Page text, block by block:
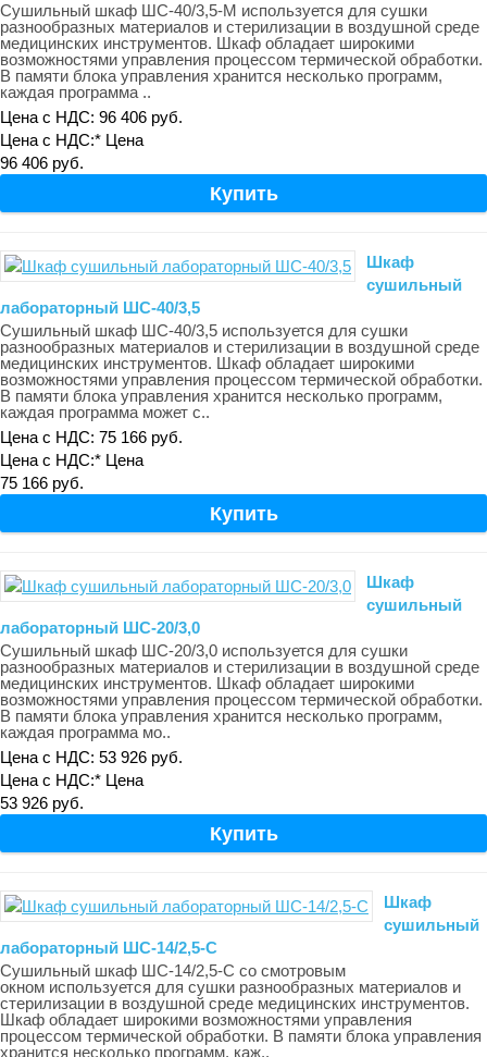
Сушильный шкаф ШС-40/3,5-М используется для сушки
разнообразных материалов и стерилизации в воздушной среде
медицинских инструментов. Шкаф обладает широкими
возможностями управления процессом термической обработки.
В памяти блока управления хранится несколько программ,
каждая программа ..
Цена с НДС: 96 406 руб.
Цена с НДС:* Цена
96 406 руб.
Шкаф
сушильный
лабораторный ШС-40/3,5
Сушильный шкаф ШС-40/3,5 используется для сушки
разнообразных материалов и стерилизации в воздушной среде
медицинских инструментов. Шкаф обладает широкими
возможностями управления процессом термической обработки.
В памяти блока управления хранится несколько программ,
каждая программа может с..
Цена с НДС: 75 166 руб.
Цена с НДС:* Цена
75 166 руб.
Шкаф
сушильный
лабораторный ШС-20/3,0
Сушильный шкаф ШС-20/3,0 используется для сушки
разнообразных материалов и стерилизации в воздушной среде
медицинских инструментов. Шкаф обладает широкими
возможностями управления процессом термической обработки.
В памяти блока управления хранится несколько программ,
каждая программа мо..
Цена с НДС: 53 926 руб.
Цена с НДС:* Цена
53 926 руб.
Шкаф
сушильный
лабораторный ШС-14/2,5-С
Сушильный шкаф ШС-14/2,5-С со смотровым
окном используется для сушки разнообразных материалов и
стерилизации в воздушной среде медицинских инструментов.
Шкаф обладает широкими возможностями управления
процессом термической обработки. В памяти блока управления
хранится несколько программ, каж..